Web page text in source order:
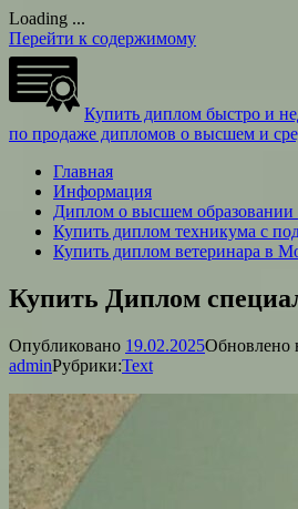
Loading ...
Перейти к содержимому
Купить диплом быстро и
по продаже дипломов о высшем и
Главная
Информация
Диплом о высшем образовании
Купить диплом техникума с
Купить диплом ветеринара в
Купить Диплом
Опубликовано 19.02.2025Обновлено
adminРубрики:Text